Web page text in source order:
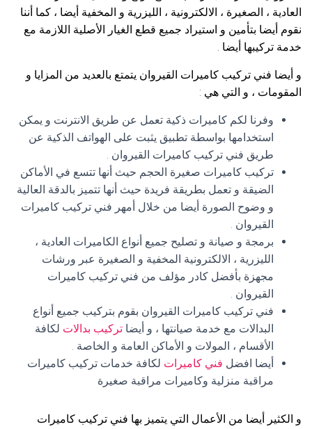
العادية ، الصغيرة ، الالكترونية ، الليزرية و المخفية أيضا ، كما أننا
نقوم أيضا بتأمين و استيراد جميع قطع الغيار الأصلية اللازمة مع
خدمة تركيبها أيضا .
و أيضا فني تركيب كاميرات القيروان يتمتع بالعديد من المزايا و
المقومات ، و التي هي :
وفرنا لكم كاميرات ذكية تعمل عن طريق الانترنت و يمكن
استخدامها بواسطة تطبيق يثبت على الهواتف الذكية عن
طريق فني تركيب كاميرات القيروان .
تركيب كاميرات صغيرة الحجم حيث أنها تتسع في الأماكن
الضيقة و تعمل بطريقة فريدة حيث أنها تتميز بالدقة العالية
و وضوح الصورة أيضا من خلال أمهر فني تركيب كاميرات
القيروان .
برمجة و صيانة و تصليح جميع أنواع الكاميرات العادية ،
الليزرية ، الالكترونية المخفية و الصغيرة عبر ورشات
مجهزة بأفضل كادر مؤلف من فني تركيب كاميرات
القيروان .
فني تركيب كاميرات القيروان بقوم بتركيب جميع أنواع
البدالات مع خدمة صيانتها ، و أيضا تركيب بدالات لكافة
الأقسام ، المولات و الأماكن العامة و الخاصة .
أيضا افضل فني كاميرات لكافة خدمات تركيب كاميرات
مراقبة منزلية وكاميرات مراقبة صغيرة
و الكثير أيضا من الأعمال التي يتميز بها فني تركيب كاميرات